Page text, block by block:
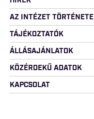
AZ INTÉZET TÖRTÉNETE
TÁJÉKOZTATÓK
ÁLLÁSAJÁNLATOK
KÖZÉRDEKŰ ADATOK
KAPCSOLAT